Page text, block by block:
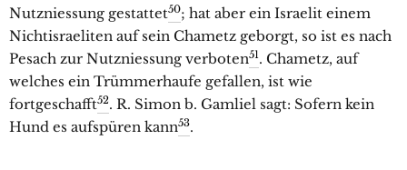
Nutzniessung gestattet50; hat aber ein Israelit einem
Nichtisraeliten auf sein Chametz geborgt, so ist es nach
Pesach zur Nutzniessung verboten51. Chametz, auf
welches ein Trümmerhaufe gefallen, ist wie
fortgeschafft52. R. Simon b. Gamliel sagt: Sofern kein
Hund es aufspüren kann53.